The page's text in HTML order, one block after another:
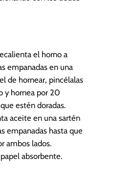
el horno a
empanadas en una
de hornear, pincélalas
y hornea por 20
estén doradas.
aceite en una sartén
empanadas hasta que
ambos lados.
absorbente.